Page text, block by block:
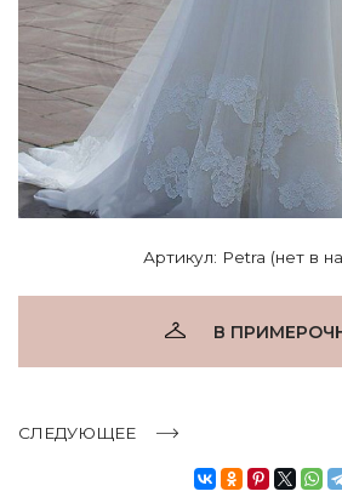
Артикул: Petra (нет в
В
СЛЕДУЮЩЕЕ